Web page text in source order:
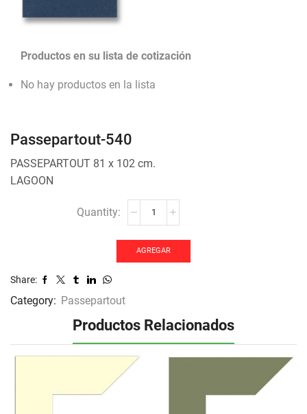
Productos en su lista de cotización
No hay productos en la lista
Passepartout-540
PASSEPARTOUT 81 x 102 cm.
LAGOON
AGREGAR
Share:
Category: Passepartout
Productos Relacionados